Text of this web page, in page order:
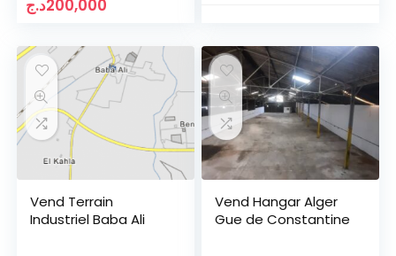
200,000د.ج
Vend Terrain
Industriel Baba Ali
Vend Hangar Alger
Gue de Constantine